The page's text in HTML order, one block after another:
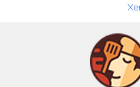
Khay và Bếp nướng